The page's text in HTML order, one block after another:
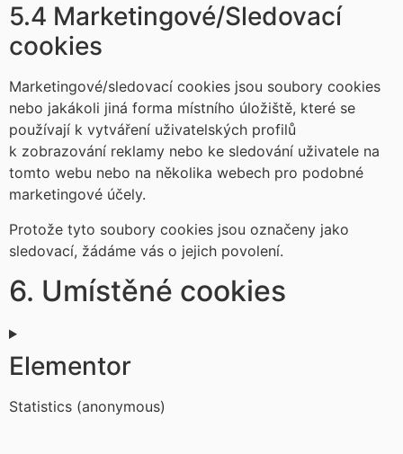
5.4 Marketingové/Sledovací
cookies
Marketingové/sledovací cookies jsou soubory cookies
nebo jakákoli jiná forma místního úložiště, které se
používají k vytváření uživatelských profilů
k zobrazování reklamy nebo ke sledování uživatele na
tomto webu nebo na několika webech pro podobné
marketingové účely.
Protože tyto soubory cookies jsou označeny jako
sledovací, žádáme vás o jejich povolení.
6. Umístěné cookies
Elementor
Statistics (anonymous)